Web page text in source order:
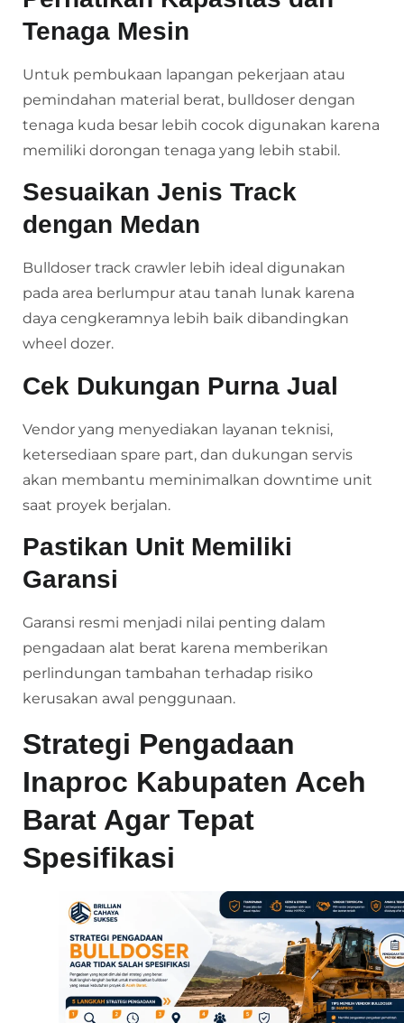
Tenaga Mesin
Untuk pembukaan lapangan pekerjaan atau
pemindahan material berat, bulldoser dengan
tenaga kuda besar lebih cocok digunakan karena
memiliki dorongan tenaga yang lebih stabil.
Sesuaikan Jenis Track
dengan Medan
Bulldoser track crawler lebih ideal digunakan
pada area berlumpur atau tanah lunak karena
daya cengkeramnya lebih baik dibandingkan
wheel dozer.
Cek Dukungan Purna Jual
Vendor yang menyediakan layanan teknisi,
ketersediaan spare part, dan dukungan servis
akan membantu meminimalkan downtime unit
saat proyek berjalan.
Pastikan Unit Memiliki
Garansi
Garansi resmi menjadi nilai penting dalam
pengadaan alat berat karena memberikan
perlindungan tambahan terhadap risiko
kerusakan awal penggunaan.
Strategi Pengadaan
Inaproc Kabupaten Aceh
Barat Agar Tepat
Spesifikasi